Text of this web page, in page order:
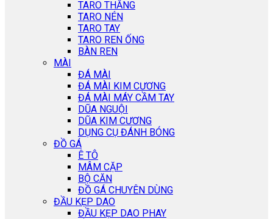
TARO THẲNG
TARO NÉN
TARO TAY
TARO REN ỐNG
BÀN REN
MÀI
ĐÁ MÀI
ĐÁ MÀI KIM CƯƠNG
ĐÁ MÀI MÁY CẦM TAY
DŨA NGUỘI
DŨA KIM CƯƠNG
DỤNG CỤ ĐÁNH BÓNG
ĐỒ GÁ
Ê TÔ
MÂM CẶP
BỘ CĂN
ĐỒ GÁ CHUYÊN DÙNG
ĐẦU KẸP DAO
ĐẦU KẸP DAO PHAY